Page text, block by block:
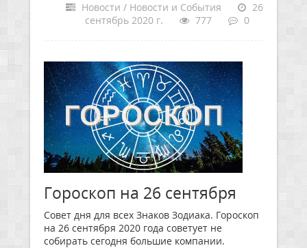
Новости / Новости и События
26
сентябрь 2020 г.
777 0
Гороскоп на 26 сентября
Совет дня для всех Знаков Зодиака. Гороскоп
на 26 сентября 2020 года советует не
собирать сегодня большие компании.